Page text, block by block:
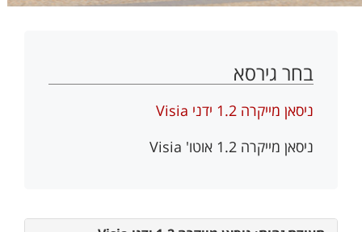
בחר גירסא
ניסאן מייקרה 1.2 ידני Visia
ניסאן מייקרה 1.2 אוטו' Visia